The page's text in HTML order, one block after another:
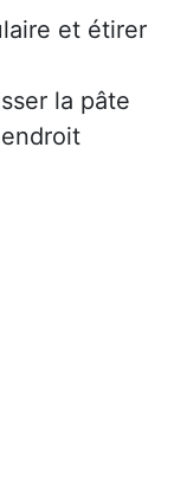
et étirer
la pâte